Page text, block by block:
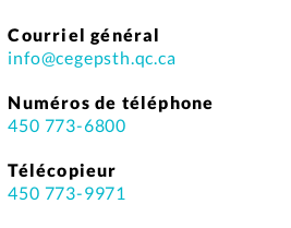
Courriel général
info@cegepsth.qc.ca
Numéros de téléphone
450 773-6800
Télécopieur
450 773-9971